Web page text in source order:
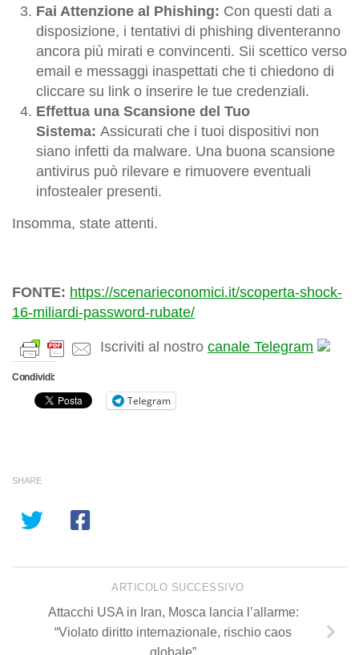
Fai Attenzione al Phishing: Con questi dati a
disposizione, i tentativi di phishing diventeranno
ancora più mirati e convincenti. Sii scettico verso
email e messaggi inaspettati che ti chiedono di
cliccare su link o inserire le tue credenziali.
Effettua una Scansione del Tuo
Sistema: Assicurati che i tuoi dispositivi non
siano infetti da malware. Una buona scansione
antivirus può rilevare e rimuovere eventuali
infostealer presenti.
Insomma, state attenti.
FONTE: https://scenarieconomici.it/scoperta-shock-
16-miliardi-password-rubate/
Iscriviti al nostro canale Telegram
Condividi:
Telegram
SHARE
ARTICOLO SUCCESSIVO
Attacchi USA in Iran, Mosca lancia l’allarme:
“Violato diritto internazionale, rischio caos
globale”